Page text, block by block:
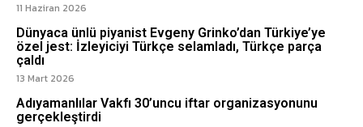
11 Haziran 2026
Dünyaca ünlü piyanist Evgeny Grinko’dan Türkiye’ye
özel jest: İzleyiciyi Türkçe selamladı, Türkçe parça
çaldı
13 Mart 2026
Adıyamanlılar Vakfı 30’uncu iftar organizasyonunu
gerçekleştirdi